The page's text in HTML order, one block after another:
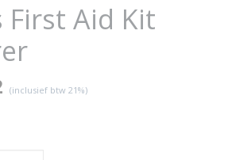
First Aid Kit
(inclusief btw 21%)